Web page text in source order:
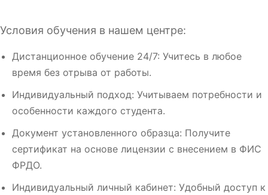
Условия обучения в нашем центре:
Дистанционное обучение 24/7: Учитесь в любое
время без отрыва от работы.
Индивидуальный подход: Учитываем потребности и
особенности каждого студента.
Документ установленного образца: Получите
сертификат на основе лицензии с внесением в ФИС
ФРДО.
Индивидуальный личный кабинет: Удобный доступ к